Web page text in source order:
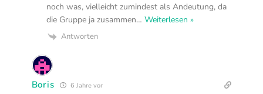
noch was, vielleicht zumindest als Andeutung, da
die Gruppe ja zusammen… Weiterlesen »
Antworten
Boris 6 Jahre vor